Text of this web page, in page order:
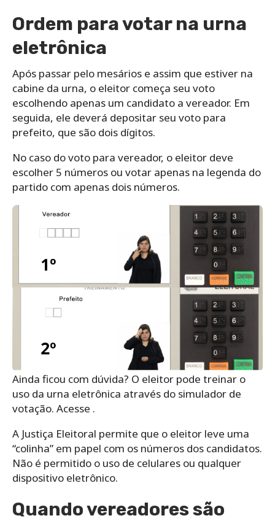
Ordem para votar na urna
eletrônica
Após passar pelo mesários e assim que estiver na
cabine da urna, o eleitor começa seu voto
escolhendo apenas um candidato a vereador. Em
seguida, ele deverá depositar seu voto para
prefeito, que são dois dígitos.
No caso do voto para vereador, o eleitor deve
escolher 5 números ou votar apenas na legenda do
partido com apenas dois números.
Ainda ficou com dúvida? O eleitor pode treinar o
uso da urna eletrônica através do simulador de
votação. Acesse .
A Justiça Eleitoral permite que o eleitor leve uma
“colinha” em papel com os números dos candidatos.
Não é permitido o uso de celulares ou qualquer
dispositivo eletrônico.
Quando vereadores são